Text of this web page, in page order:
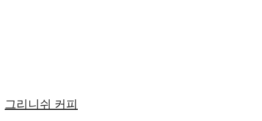
그리니쉬 커피